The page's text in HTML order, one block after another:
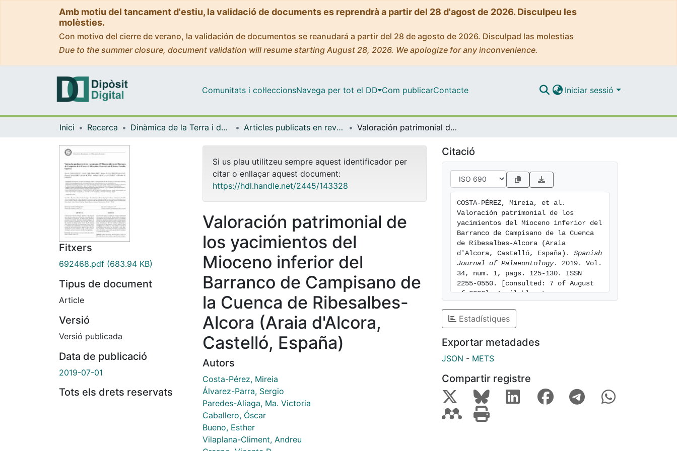
Amb motiu del tancament d'estiu, la validació de documents es reprendrà a partir del 28 d'agost de 2026. Disculpeu les
molèsties.
Con motivo del cierre de verano, la validación de documentos se reanudará a partir del 28 de agosto de 2026. Disculpad las molestias
Due to the summer closure, document validation will resume starting August 28, 2026. We apologize for any inconvenience.
Comunitats i col·leccionsNavega per tot el DD Com publicarContacte Iniciar sessió
Inici Recerca Dinàmica de la Terra i de l'Oceà Articles publicats en revistes (Dinàmica de la Terra i l'Oceà) Valoración patrimonial de los yacimientos del Mioceno inferior del Barranco de Campisano de la Cuenca de Ribesalbes-Alcora (Araia d'Alcora, Castelló, España)
Fitxers
692468.pdf (683.94 KB)
Tipus de document
Article
Versió
Versió publicada
Data de publicació
2019-07-01
Tots els drets reservats
Si us plau utilitzeu sempre aquest identificador per
citar o enllaçar aquest document:
https://hdl.handle.net/2445/143328
Valoración patrimonial de
los yacimientos del
Mioceno inferior del
Barranco de Campisano de
la Cuenca de Ribesalbes-
Alcora (Araia d'Alcora,
Castelló, España)
Autors
Costa-Pérez, Mireia
Álvarez-Parra, Sergio
Paredes-Aliaga, Ma. Victoria
Caballero, Óscar
Bueno, Esther
Vilaplana-Climent, Andreu
Citació
COSTA-PÉREZ, Mireia, et al.
Valoración patrimonial de los
yacimientos del Mioceno inferior del
Barranco de Campisano de la Cuenca
de Ribesalbes-Alcora (Araia
d'Alcora, Castelló, España). Spanish
Journal of Palaeontology. 2019. Vol.
34, num. 1, pags. 125-130. ISSN
2255-0550. [consulted: 7 of August
of 2026]. Available at:
Estadístiques
Exportar metadades
JSON - METS
Compartir registre